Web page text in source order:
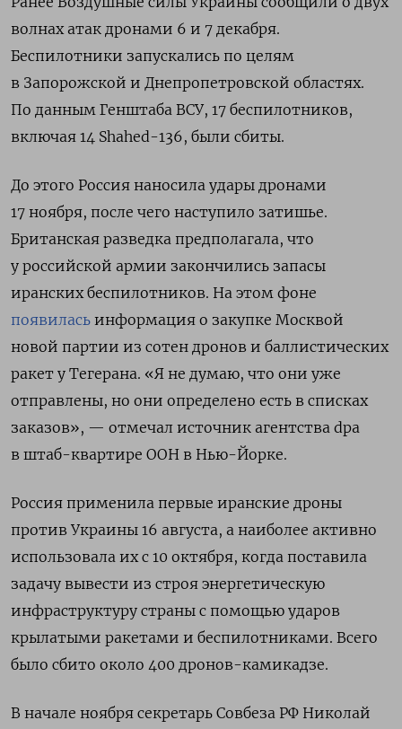
волнах атак дронами 6 и 7 декабря.
Беспилотники запускались по целям
в Запорожской и Днепропетровской областях.
По данным Генштаба ВСУ, 17 беспилотников,
включая 14 Shahed-136, были сбиты.
До этого Россия наносила удары дронами
17 ноября, после чего наступило затишье.
Британская разведка предполагала, что
у российской армии закончились запасы
иранских беспилотников. На этом фоне
появилась информация о закупке Москвой
новой партии из сотен дронов и баллистических
ракет у Тегерана. «Я не думаю, что они уже
отправлены, но они определено есть в списках
заказов», — отмечал источник агентства dpa
в штаб-квартире ООН в Нью-Йорке.
Россия применила первые иранские дроны
против Украины 16 августа, а наиболее активно
использовала их с 10 октября, когда поставила
задачу вывести из строя энергетическую
инфраструктуру страны с помощью ударов
крылатыми ракетами и беспилотниками. Всего
было сбито около 400 дронов-камикадзе.
В начале ноября секретарь Совбеза РФ Николай